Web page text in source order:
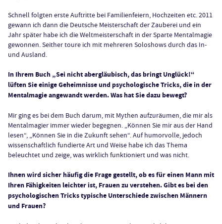
Schnell folgten erste Auftritte bei Familienfeiern, Hochzeiten etc. 2011
gewann ich dann die Deutsche Meisterschaft der Zauberei und ein
Jahr später habe ich die Weltmeisterschaft in der Sparte Mentalmagie
gewonnen. Seither toure ich mit mehreren Soloshows durch das In-
und Ausland.
In Ihrem Buch „Sei nicht abergläubisch, das bringt Unglück!“
lüften Sie einige Geheimnisse und psychologische Tricks, die in der
Mentalmagie angewandt werden. Was hat Sie dazu bewegt?
Mir ging es bei dem Buch darum, mit Mythen aufzuräumen, die mir als
Mentalmagier immer wieder begegnen. „Können Sie mir aus der Hand
lesen“, „Können Sie in die Zukunft sehen“. Auf humorvolle, jedoch
wissenschaftlich fundierte Art und Weise habe ich das Thema
beleuchtet und zeige, was wirklich funktioniert und was nicht.
Ihnen wird sicher häufig die Frage gestellt, ob es für einen Mann mit
Ihren Fähigkeiten leichter ist, Frauen zu verstehen. Gibt es bei den
psychologischen Tricks typische Unterschiede zwischen Männern
und Frauen?